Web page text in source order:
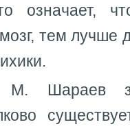
означает,
тем лучше
Шараев